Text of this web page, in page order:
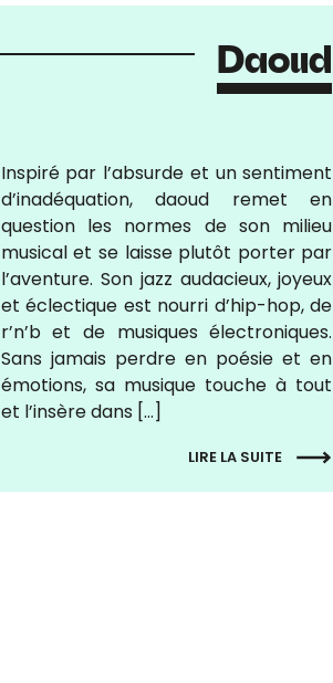
Daoud
Inspiré par l’absurde et un sentiment
d’inadéquation, daoud remet en
question les normes de son milieu
musical et se laisse plutôt porter par
l’aventure. Son jazz audacieux, joyeux
et éclectique est nourri d’hip-hop, de
r’n’b et de musiques électroniques.
Sans jamais perdre en poésie et en
émotions, sa musique touche à tout
et l’insère dans […]
LIRE LA SUITE